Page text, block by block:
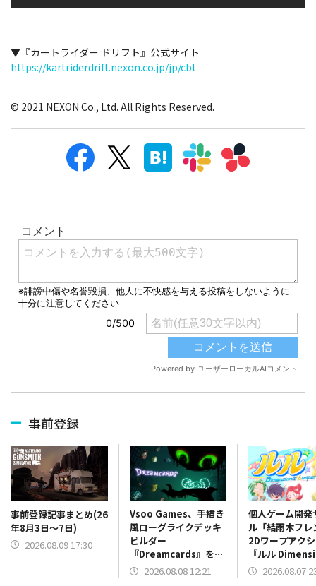
▼『カートライダー ドリフト』公式サイト
https://kartriderdrift.nexon.co.jp/jp/cbt
© 2021 NEXON Co., Ltd. All Rights Reserved.
事前登録
事前登録記事まとめ(26
年8月3日～7日)
2026.08.09 17:30
Vsoo Games、手描き
風ローグライクデッキ
ビルダー
『Dreamcards』を
Steamにて2026年8月
2026.08.08 12:21
個人ゲーム開発
ル「結雨木フレ
2Dワープアク
『ルル
Leaper』体験
2026.08.07